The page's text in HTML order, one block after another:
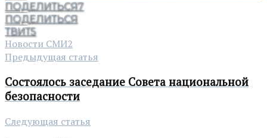
ПОДЕЛИТЬСЯ7
ПОДЕЛИТЬСЯ
ТВИТ5
Новости СМИ2
Предыдущая статья
Состоялось заседание Совета национальной
безопасности
Следующая статья